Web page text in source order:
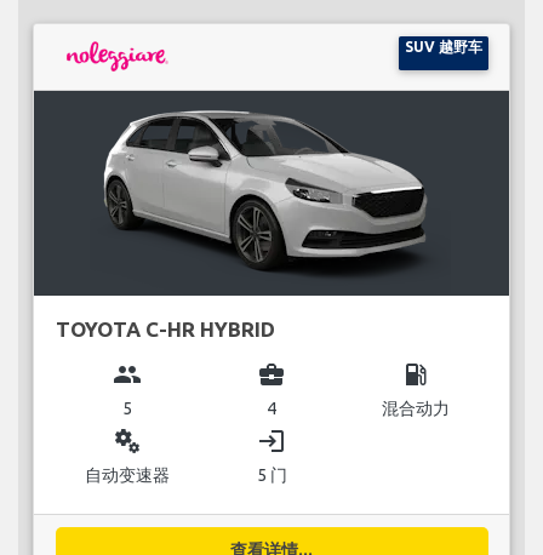
SUV 越野车
TOYOTA C-HR HYBRID
group
5
business_center
4
local_gas_station
混合动力
miscellaneous_services
自动变速器
login
5 门
查看详情...